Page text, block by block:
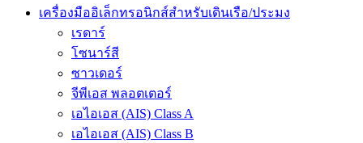
เครื่องมืออิเล็กทรอนิกส์สำหรับเดินเรือ/ประมง
เรดาร์
โซนาร์สี
ซาวเดอร์
จีพีเอส พลอตเตอร์
เอไอเอส (AIS) Class A
เอไอเอส (AIS) Class B